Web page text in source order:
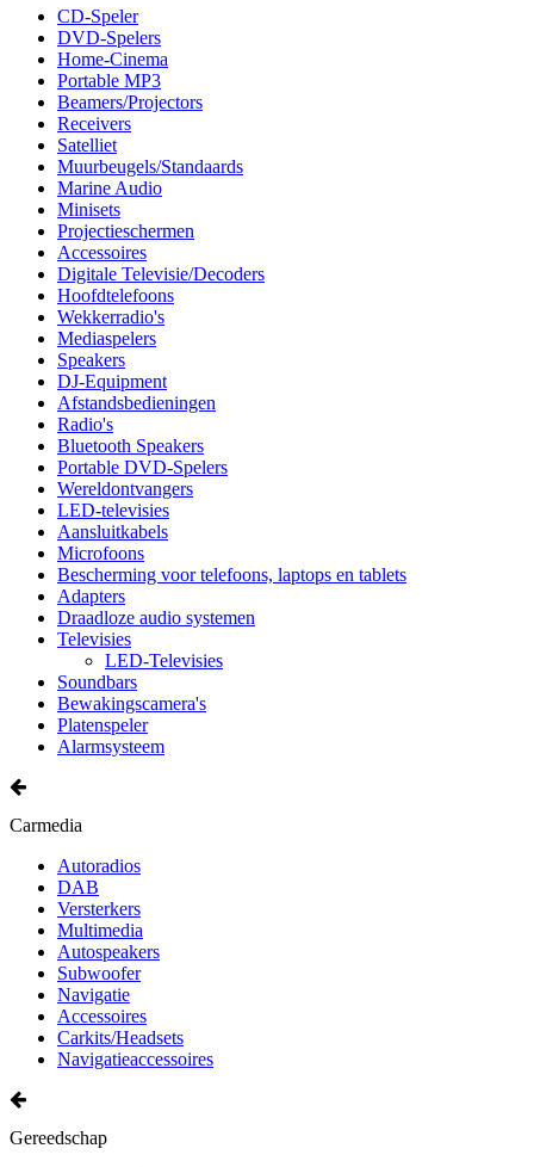
CD-Speler
DVD-Spelers
Home-Cinema
Portable MP3
Beamers/Projectors
Receivers
Satelliet
Muurbeugels/Standaards
Marine Audio
Minisets
Projectieschermen
Accessoires
Digitale Televisie/Decoders
Hoofdtelefoons
Wekkerradio's
Mediaspelers
Speakers
DJ-Equipment
Afstandsbedieningen
Radio's
Bluetooth Speakers
Portable DVD-Spelers
Wereldontvangers
LED-televisies
Aansluitkabels
Microfoons
Bescherming voor telefoons, laptops en tablets
Adapters
Draadloze audio systemen
Televisies
LED-Televisies
Soundbars
Bewakingscamera's
Platenspeler
Alarmsysteem
Carmedia
Autoradios
DAB
Versterkers
Multimedia
Autospeakers
Subwoofer
Navigatie
Accessoires
Carkits/Headsets
Navigatieaccessoires
Gereedschap